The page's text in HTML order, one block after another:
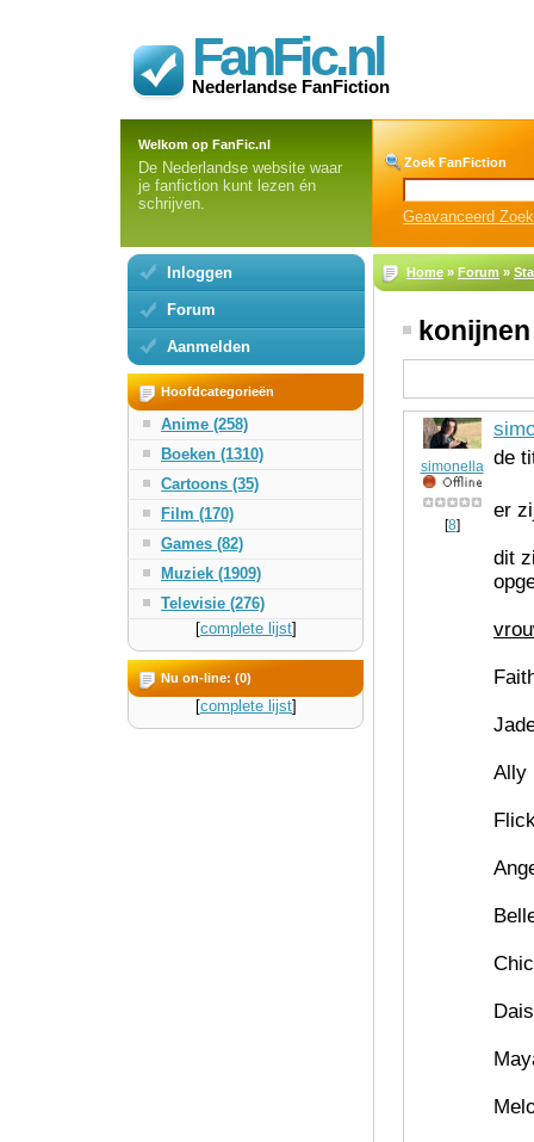
FanFic.nl
Nederlandse FanFiction
Welkom op FanFic.nl
De Nederlandse website waar
je fanfiction kunt lezen én
schrijven.
Zoek FanFiction
Geavanceerd
Inloggen
Forum
Aanmelden
Hoofdcategorieën
Anime (258)
Boeken (1310)
Cartoons (35)
Film (170)
Games (82)
Muziek (1909)
Televisie (276)
[complete lijst]
Nu on-line: (0)
[complete lijst]
Home » Forum »
simonella
[8]
de
er
dit
Ally